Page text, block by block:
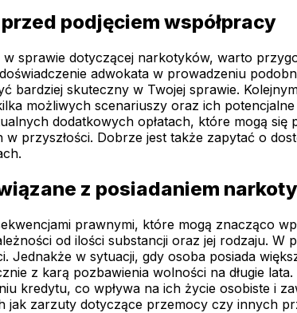
podjęciem współpracy
sprawie dotyczącej narkotyków, warto
adwokata w prowadzeniu
skuteczny w Twojej sprawie.
możliwych scenariuszy oraz ich
dodatkowych opłatach, które mogą
przyszłości. Dobrze jest także zapytać o
z posiadaniem
prawnymi, które mogą znacząco
od ilości substancji oraz jej rodzaju. W
w sytuacji, gdy osoba posiada
z karą pozbawienia wolności na długie
kredytu, co wpływa na ich życie osobiste i
zarzuty dotyczące przemocy czy innych